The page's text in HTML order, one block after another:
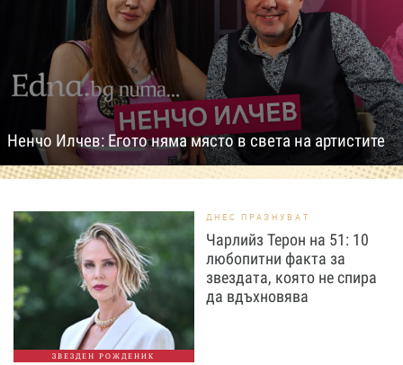
Ненчо Илчев: Егото няма място в света на артистите
ЗВЕЗДЕН РОЖДЕНИК
ДНЕС ПРАЗНУВАТ
Чарлийз Терон на 51: 10
любопитни факта за
звездата, която не спира
да вдъхновява